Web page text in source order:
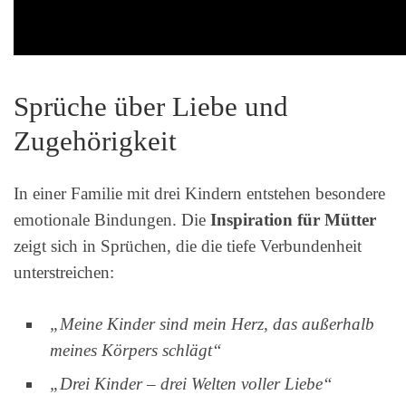
Sprüche über Liebe und
Zugehörigkeit
In einer Familie mit drei Kindern entstehen besondere
emotionale Bindungen. Die Inspiration für Mütter
zeigt sich in Sprüchen, die die tiefe Verbundenheit
unterstreichen:
„Meine Kinder sind mein Herz, das außerhalb
meines Körpers schlägt“
„Drei Kinder – drei Welten voller Liebe“